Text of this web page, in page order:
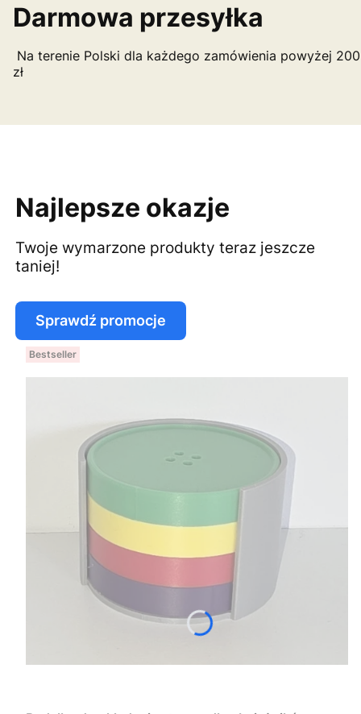
Darmowa przesyłka
Na terenie Polski dla każdego zamówienia powyżej 200
zł
Najlepsze okazje
Twoje wymarzone produkty teraz jeszcze
taniej!
Sprawdź promocje
Bestseller